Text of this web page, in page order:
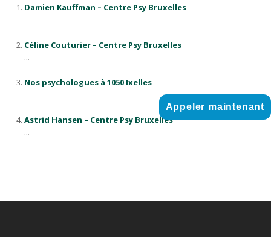
Damien Kauffman – Centre Psy Bruxelles
...
Céline Couturier – Centre Psy Bruxelles
...
Nos psychologues à 1050 Ixelles
...
Astrid Hansen – Centre Psy Bruxelles
...
Appeler maintenant